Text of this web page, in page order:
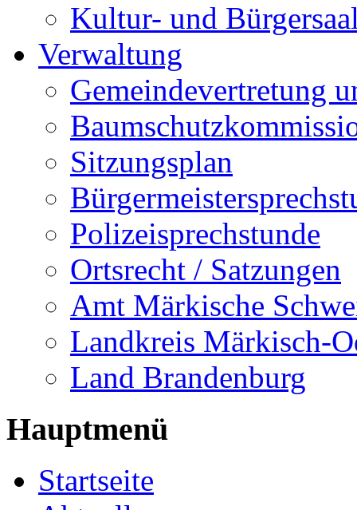
Kultur- und
Verwaltung
Gemeindevertretung
Sitzungsplan
Polizeisprechstunde
Ortsrecht / Satzungen
Amt Märkische
Landkreis Märkisch-
Land Brandenburg
Hauptmenü
Startseite